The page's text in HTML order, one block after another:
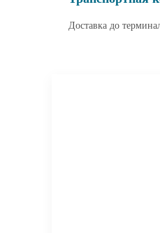
Доставка до